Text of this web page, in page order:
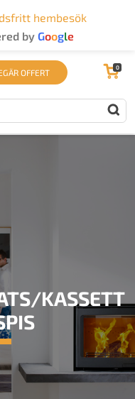
hembesök
by Google
OFFERT 0
KASSETT